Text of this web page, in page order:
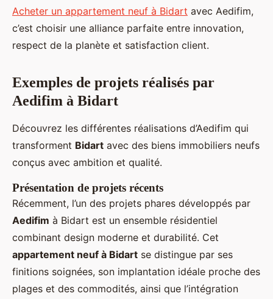
Acheter un appartement neuf à Bidart avec Aedifim,
c’est choisir une alliance parfaite entre innovation,
respect de la planète et satisfaction client.
Exemples de projets réalisés par
Aedifim à Bidart
Découvrez les différentes réalisations d’Aedifim qui
transforment Bidart avec des biens immobiliers neufs
conçus avec ambition et qualité.
Présentation de projets récents
Récemment, l’un des projets phares développés par
Aedifim à Bidart est un ensemble résidentiel
combinant design moderne et durabilité. Cet
appartement neuf à Bidart se distingue par ses
finitions soignées, son implantation idéale proche des
plages et des commodités, ainsi que l’intégration